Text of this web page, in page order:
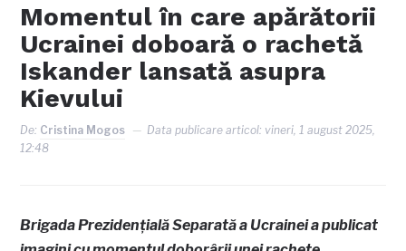
Momentul în care apărătorii
Ucrainei doboară o rachetă
Iskander lansată asupra
Kievului
De: Cristina Mogos Data publicare articol: vineri, 1 august 2025,
12:48
Brigada Prezidențială Separată a Ucrainei a publicat